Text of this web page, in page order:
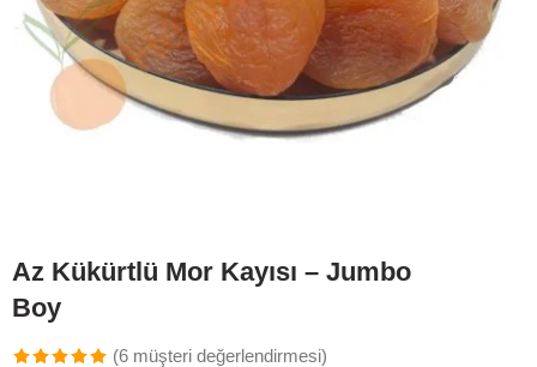
Az Kükürtlü Mor Kayısı – Jumbo
Boy
(6 müşteri değerlendirmesi)